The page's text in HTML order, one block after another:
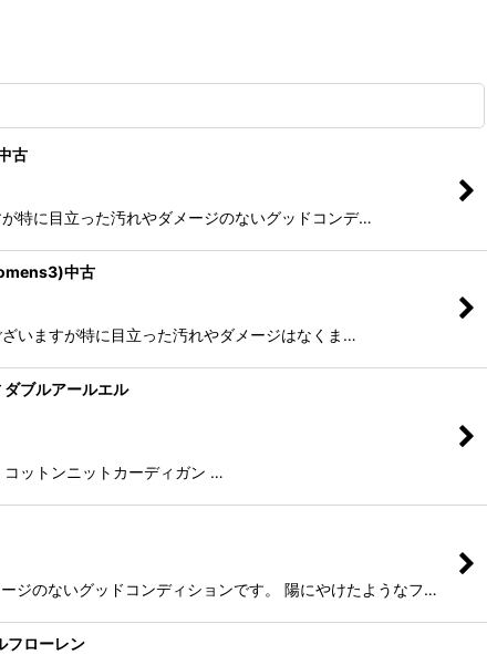
古
特に目立った汚れやダメージのないグッドコンデ…
中古
いますが特に目立った汚れやダメージはなくま…
ブルアールエル
コットンニットカーディガン …
ジのないグッドコンディションです。 陽にやけたようなフ…
フローレン